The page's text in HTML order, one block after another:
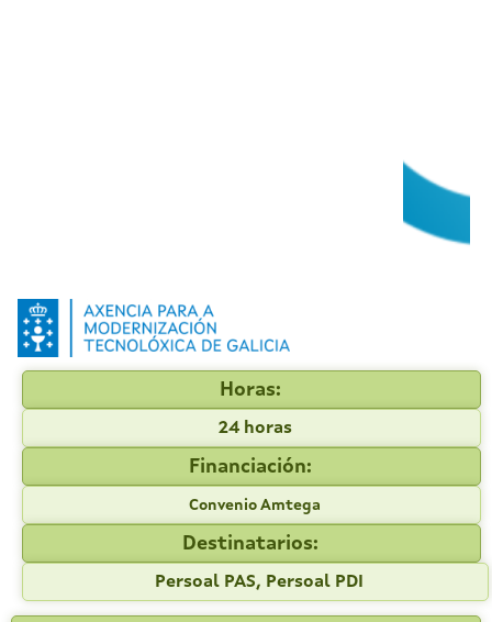
Horas:
24 horas
Financiación:
Convenio Amtega
Destinatarios:
Persoal PAS, Persoal PDI